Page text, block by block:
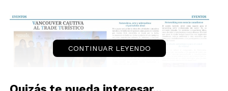
CONTINUAR LEYENDO